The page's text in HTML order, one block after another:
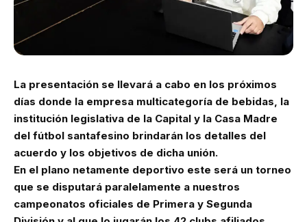
La presentación se llevará a cabo en los próximos
días donde la empresa multicategoría de bebidas, la
institución legislativa de la Capital y la Casa Madre
del fútbol santafesino brindarán los detalles del
acuerdo y los objetivos de dicha unión.
En el plano netamente deportivo este será un torneo
que se disputará paralelamente a nuestros
campeonatos oficiales de Primera y Segunda